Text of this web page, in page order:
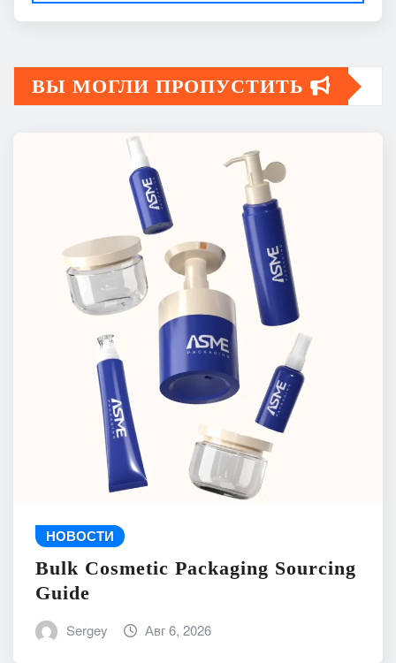
ВЫ МОГЛИ ПРОПУСТИТЬ
НОВОСТИ
Bulk Cosmetic Packaging Sourcing
Guide
Sergey Авг 6, 2026